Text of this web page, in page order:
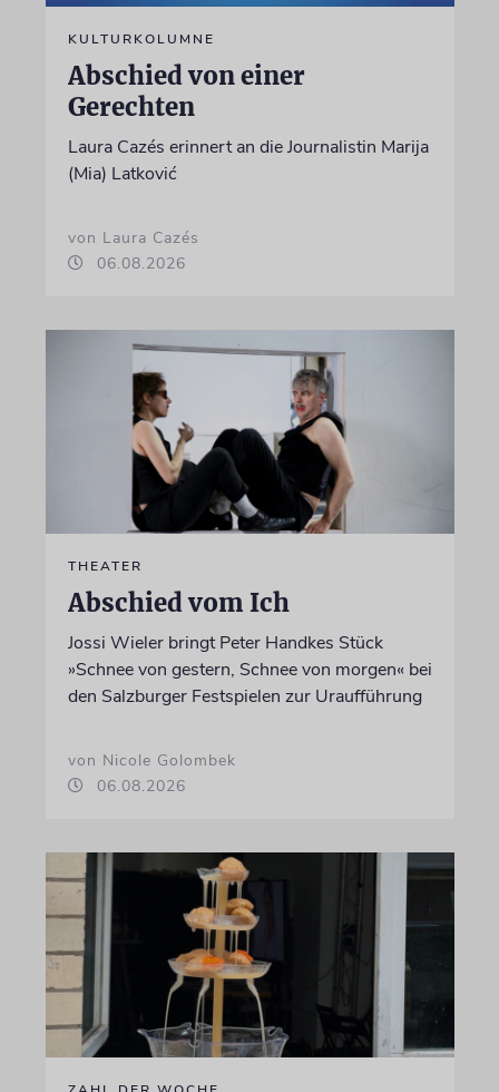
KULTURKOLUMNE
Abschied von einer
Gerechten
Laura Cazés erinnert an die Journalistin Marija
(Mia) Latković
von Laura Cazés
06.08.2026
THEATER
Abschied vom Ich
Jossi Wieler bringt Peter Handkes Stück
»Schnee von gestern, Schnee von morgen« bei
den Salzburger Festspielen zur Uraufführung
von Nicole Golombek
06.08.2026